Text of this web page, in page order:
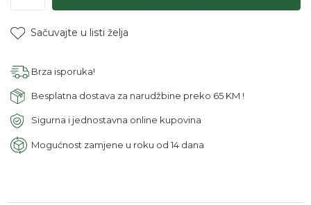
Sačuvajte u listi želja
Brza isporuka!
Besplatna dostava za narudžbine preko 65 KM !
Sigurna i jednostavna online kupovina
Mogućnost zamjene u roku od 14 dana